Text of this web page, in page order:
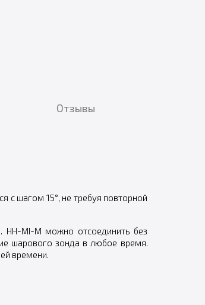
Отзывы
с шагом 15°, не требуя повторной
MI-M можно отсоединить без
шарового зонда в любое время.
времени.